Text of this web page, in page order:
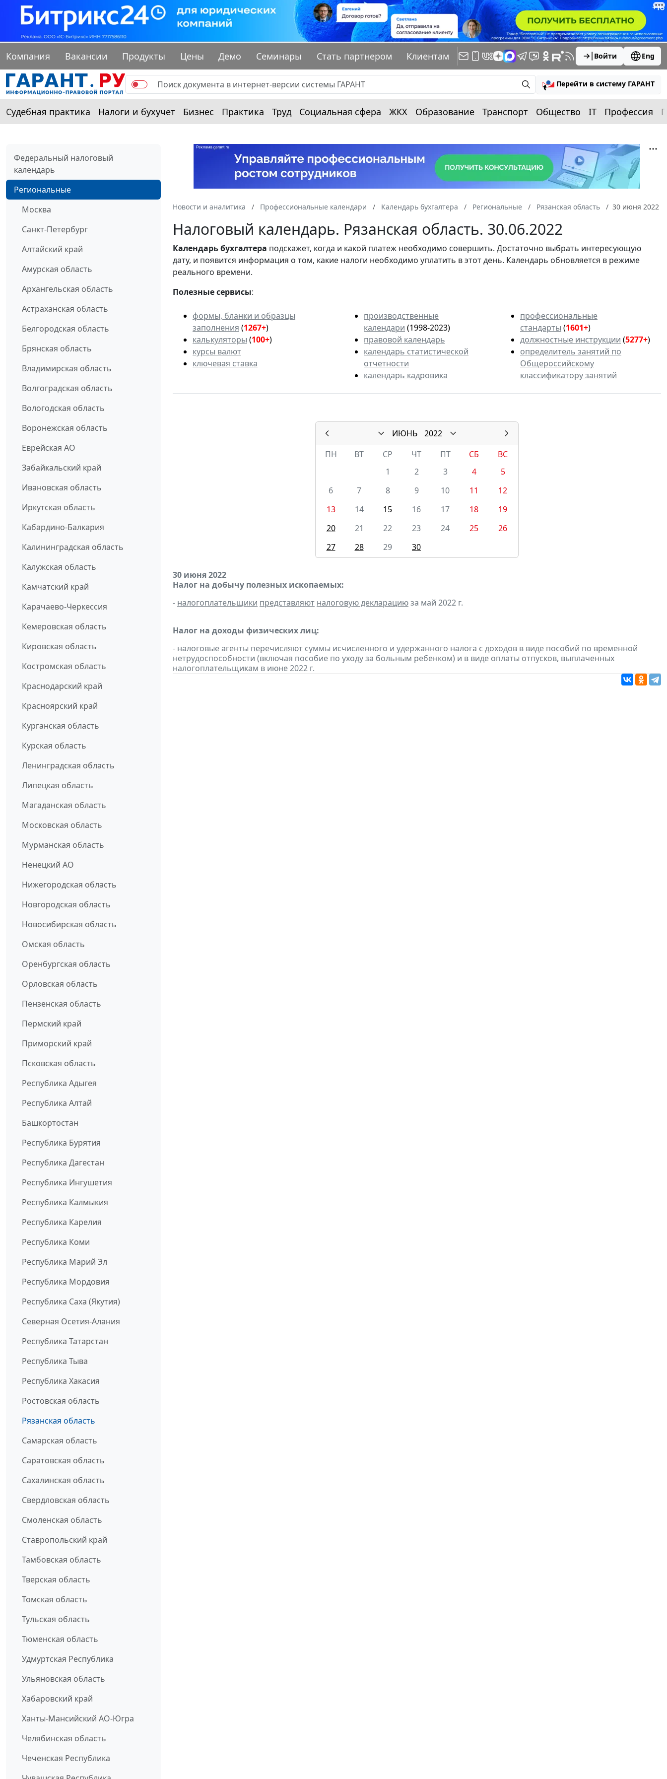
Компания Вакансии Продукты Цены Демо Семинары Стать партнером Клиентам Войти Eng
Перейти в систему ГАРАНТ
Судебная практика Налоги и бухучет Бизнес Практика Труд Социальная сфера ЖКХ Образование Транспорт Общество IT Профессия
Федеральный налоговый
календарь
Региональные
Москва
Санкт-Петербург
Алтайский край
Амурская область
Архангельская область
Астраханская область
Белгородская область
Брянская область
Владимирская область
Волгоградская область
Вологодская область
Воронежская область
Еврейская АО
Забайкальский край
Ивановская область
Иркутская область
Кабардино-Балкария
Калининградская область
Калужская область
Камчатский край
Карачаево-Черкессия
Кемеровская область
Кировская область
Костромская область
Краснодарский край
Красноярский край
Курганская область
Курская область
Ленинградская область
Липецкая область
Магаданская область
Московская область
Мурманская область
Ненецкий АО
Нижегородская область
Новгородская область
Новосибирская область
Омская область
Оренбургская область
Орловская область
Пензенская область
Пермский край
Приморский край
Псковская область
Республика Адыгея
Республика Алтай
Башкортостан
Республика Бурятия
Республика Дагестан
Республика Ингушетия
Республика Калмыкия
Республика Карелия
Республика Коми
Республика Марий Эл
Республика Мордовия
Республика Саха (Якутия)
Северная Осетия-Алания
Республика Татарстан
Республика Тыва
Республика Хакасия
Ростовская область
Рязанская область
Самарская область
Саратовская область
Сахалинская область
Свердловская область
Смоленская область
Ставропольский край
Тамбовская область
Тверская область
Томская область
Тульская область
Тюменская область
Удмуртская Республика
Ульяновская область
Хабаровский край
Ханты-Мансийский АО-Югра
Челябинская область
Чеченская Республика
Новости и аналитика Профессиональные календари Календарь бухгалтера Региональные Рязанская область 30 июня 2022
Налоговый календарь. Рязанская область. 30.06.2022
Календарьбухгалтера подскажет, когда и какой платеж необходимо совершить. Достаточно выбрать интересующую
дату, и появится информация о том, какие налоги необходимо уплатить в этот день. Календарь обновляется в режиме
реального времени.
Полезные сервисы:
формы, бланки и образцы
заполнения (1267+)
калькуляторы (100+)
курсы валют
ключевая ставка
производственные
календари (1998-2023)
правовой календарь
календарь статистической
отчетности
календарь кадровика
профессиональные
стандарты (1601+)
должностные инструкции (5277+)
определитель занятий по
Общероссийскому
классификатору занятий
ИЮНЬ
2022
ПН
ВТ СР ЧТ ПТ СБ
ВС
1
2 3 4
5
6
7 8 9 10 11
12
13
14 15 16 17 18
19
20
21 22 23 24 25
26
27
28 29 30
30 июня 2022
Налог на добычу полезных ископаемых:
- налогоплательщики представляют налоговую декларациюза май 2022 г.
Налог на доходы физических лиц:
- налоговые агенты перечисляют суммы исчисленного и удержанного налога с доходов в виде пособий по временной
нетрудоспособности (включая пособие по уходу за больным ребенком) и в виде оплаты отпусков, выплаченных
налогоплательщикам в июне 2022 г.